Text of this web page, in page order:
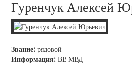
Гуренчук Алексей
Звание: рядовой
Информация: ВВ МВД